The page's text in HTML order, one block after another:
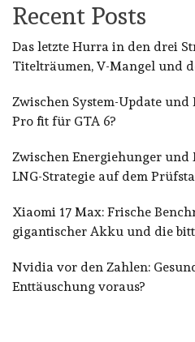
Recent Posts
Das letzte Hurra in den drei
Titelträumen, V-Mangel und
Zwischen System-Update und
Pro fit für GTA 6?
Zwischen Energiehunger
LNG-Strategie auf dem
Xiaomi 17 Max: Frische
gigantischer Akku und die
Nvidia vor den Zahlen:
Enttäuschung voraus?